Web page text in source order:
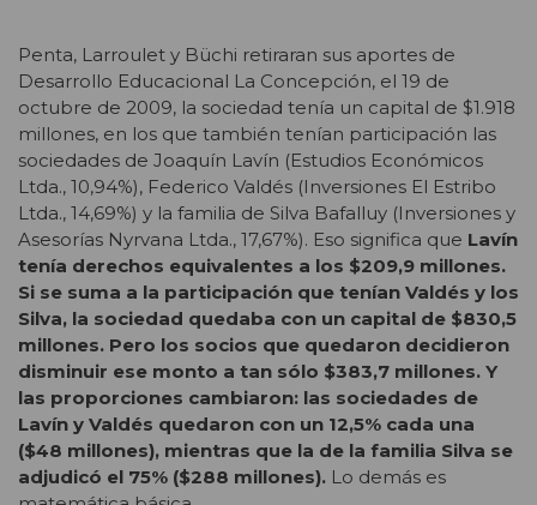
Penta, Larroulet y Büchi retiraran sus aportes de
Desarrollo Educacional La Concepción, el 19 de
octubre de 2009, la sociedad tenía un capital de $1.918
millones, en los que también tenían participación las
sociedades de Joaquín Lavín (Estudios Económicos
Ltda., 10,94%), Federico Valdés (Inversiones El Estribo
Ltda., 14,69%) y la familia de Silva Bafalluy (Inversiones y
Asesorías Nyrvana Ltda., 17,67%). Eso significa que Lavín
tenía derechos equivalentes a los $209,9 millones.
Si se suma a la participación que tenían Valdés y los
Silva, la sociedad quedaba con un capital de $830,5
millones. Pero los socios que quedaron decidieron
disminuir ese monto a tan sólo $383,7 millones. Y
las proporciones cambiaron: las sociedades de
Lavín y Valdés quedaron con un 12,5% cada una
($48 millones), mientras que la de la familia Silva se
adjudicó el 75% ($288 millones). Lo demás es